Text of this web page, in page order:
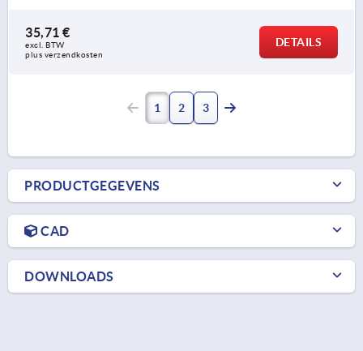
35,71 €
excl. BTW
plus verzendkosten
DETAILS
1 2 3
PRODUCTGEGEVENS
CAD
DOWNLOADS